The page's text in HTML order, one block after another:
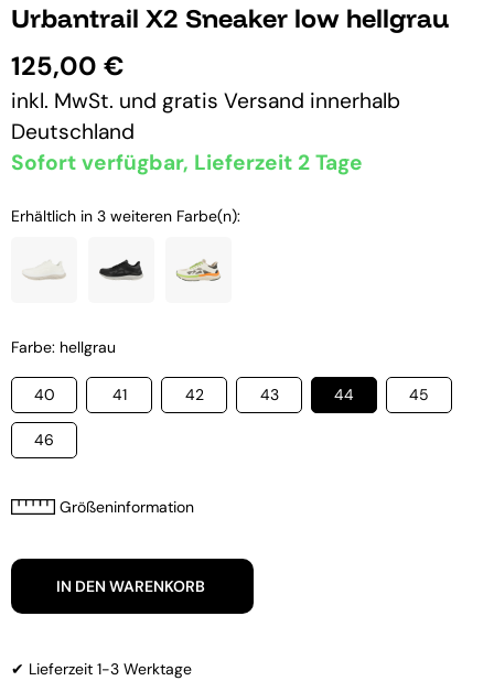
Urbantrail X2 Sneaker low hellgrau
125,00 €
inkl. MwSt. und gratis Versand innerhalb
Deutschland
Sofort verfügbar, Lieferzeit 2 Tage
Erhältlich in 3 weiteren Farbe(n):
Farbe: hellgrau
40 41 42 43 44 45
46
Größeninformation
IN DEN WARENKORB
✔ Lieferzeit 1-3 Werktage